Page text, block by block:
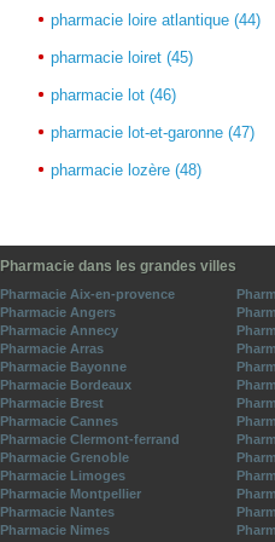
pharmacie loire atlantique (44)
pharmacie loiret (45)
pharmacie lot (46)
pharmacie lot-et-garonne (47)
pharmacie lozère (48)
Pharmacie dans les grandes villes
Pharmacie Aix-en-provence
Pharmacie Angers
Pharmacie Annecy
Pharmacie Arras
Pharmacie Bayonne
Pharmacie Bordeaux
Pharmacie Brest
Pharmacie Cannes
Pharmacie Clermont-ferrand
Pharmacie Grenoble
Pharmacie Limoges
Pharmacie Montpellier
Pharmacie Nantes
Pharmacie Nimes